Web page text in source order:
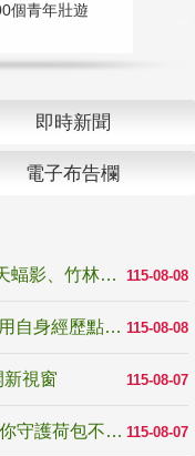
個青年壯遊
即時新聞
電子布告欄
115-08-08
青年壯遊點精選夏夜限定避暑提案 漫天蝠影、竹林尋蛙、茶香夜觀 邀青年暮色出發
115-08-08
教育家人物典範 發明大王林永禎教授 用自身經歷點亮學生的路
115-08-07
115-08-07
反詐騙宣導_防詐有道，霹靂布袋戲陪你守護荷包不受騙